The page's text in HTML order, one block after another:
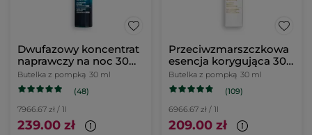
Dwufazowy koncentrat
naprawczy na noc 30
ml
Butelka z pompką 30 ml
(48)
7966.67 zł / 1l
239.00 zł
Przeciwzmarszczkowa
esencja korygująca 30
ml
Butelka z pompką 30 ml
(109)
6966.67 zł / 1l
209.00 zł